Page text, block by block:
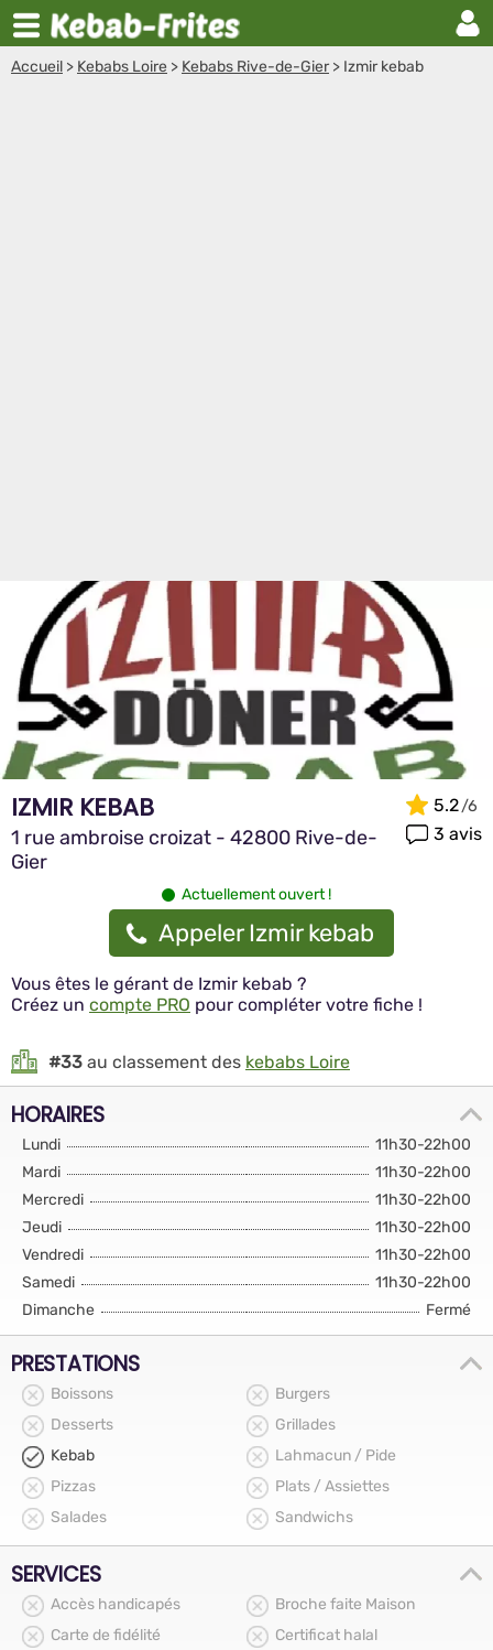
Accueil > Kebabs Loire > Kebabs Rive-de-Gier > Izmir kebab
IZMIR KEBAB
1 rue ambroise croizat - 42800 Rive-de-
Gier
5.2
3 avis
Actuellement ouvert !
Appeler Izmir kebab
Vous êtes le gérant de Izmir kebab ?
Créez un compte PRO pour compléter votre fiche !
#33 au classement des kebabs Loire
HORAIRES
Lundi
11h30-22h00
Mardi
11h30-22h00
Mercredi
11h30-22h00
Jeudi
11h30-22h00
Vendredi
11h30-22h00
Samedi
11h30-22h00
Dimanche
Fermé
PRESTATIONS
Boissons
Burgers
Desserts
Grillades
Kebab
Lahmacun / Pide
Pizzas
Plats / Assiettes
Salades
Sandwichs
SERVICES
Accès handicapés
Broche faite Maison
Carte de fidélité
Certificat halal